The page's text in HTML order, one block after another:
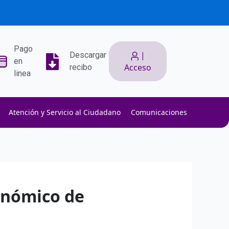
Pago
en
linea
Descargar
recibo
|
Acceso
Atención y Servicio al Ciudadano Comunicaciones
de